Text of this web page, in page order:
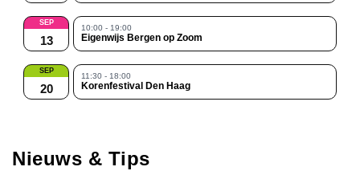
SEP
13
10:00 - 19:00
Eigenwijs Bergen op Zoom
SEP
20
11:30 - 18:00
Korenfestival Den Haag
Nieuws & Tips